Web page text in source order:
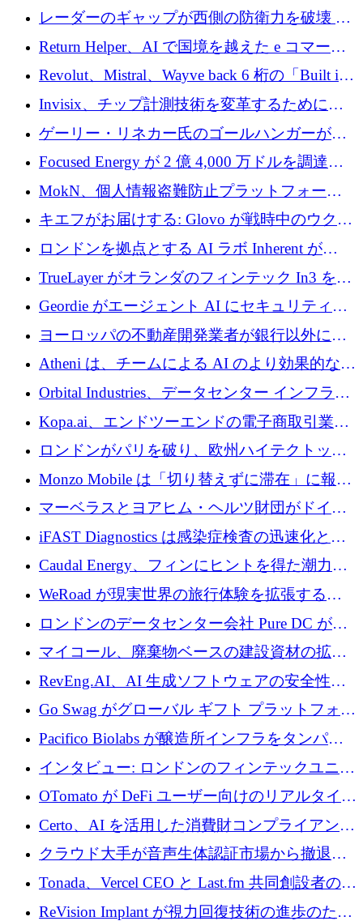
に買収される
レーダーのギャップが西側の防衛力を破壊 —
そしてベルリンのチップスタートアップがそ
れを埋める
Return Helper、AI で国境を越えた e コマース
の返品を利益に変えるシリーズ A で 400 万ド
ルを調達
Revolut、Mistral、Wayve back 6 桁の「Built in
Europe」キャンペーン
Invisix、チップ計測技術を変革するために
2,000 万ユーロのシードラウンドを完了
ゲーリー・リネカー氏のゴールハンガーがVC
事業を開始
Focused Energy が 2 億 4,000 万ドルを調達、
TrueLayer が In3 を買収、ロンドンが首位の座
を奪還
MokN、個人情報盗難防止プラットフォーム
の成長のためにシリーズ A で 1,500 万ドルを
調達
キエフがお届けする: Glovo が戦時中のウクラ
イナで最も急速に成長する市場の 1 つをどの
ように拡大したか
ロンドンを拠点とする AI ラボ Inherent が
5,000 万ドルの資金調達でステルスから浮上
TrueLayer がオランダのフィンテック In3 を買
収、チェックアウト時にクレジットを提供
Geordie がエージェント AI にセキュリティと
ガバナンスをもたらすために 3,000 万ドルを
ヨーロッパの不動産開発業者が銀行以外にも
目を向けているため、InRentoの資金調達額は
1億ユーロを突破
Atheni は、チームによる AI のより効果的な使
用を支援するために 35 万ポンドを確保
Orbital Industries、データセンター インフラス
トラクチャ システムの拡張に 5,000 万ドルを
確保
Kopa.ai、エンドツーエンドの電子商取引業務
用の AI エージェントを構築するために 200
万ユーロを調達
ロンドンがパリを破り、欧州ハイテクトップ
の座を奪還
Monzo Mobile は「切り替えずに滞在」に報酬
を与える
マーベラスとヨアヒム・ヘルツ財団がドイツ
の商業化ギャップを埋めるために2,000万ユー
ロのディープテック基金を立ち上げる
iFAST Diagnostics は感染症検査の迅速化と抗
菌薬耐性への取り組みに 500 万ポンドを寄付
Caudal Energy、フィンにヒントを得た潮力発
電技術の規模拡大に向けて 430 万ポンドを調
WeRoad が現実世界の旅行体験を拡張するた
めに 5,800 万ドルを獲得
ロンドンのデータセンター会社 Pure DC が欧
州と中東の拡張に 27 億ドルを確保
マイコール、廃棄物ベースの建設資材の拡大
に400万ポンドを投資
RevEng.AI、AI 生成ソフトウェアの安全性を
確保するために 1,500 万ドルを調達
Go Swag がグローバル ギフト プラットフォー
ムを拡大するために 500 万ドルを調達
Pacifico Biolabs が醸造所インフラをタンパク
質生産に転換するために 700 万ユーロを調達
インタビュー: ロンドンのフィンテックユニコ
ーン Tide の CEO、オリバー・プリル氏
OTomato が DeFi ユーザー向けのリアルタイム
インテリジェンス レイヤーを構築するために
Improbable から 200 万ドルを調達
Certo、AI を活用した消費財コンプライアンス
プラットフォームのために 400 万ドルを調達
クラウド大手が音声生体認証市場から撤退す
るなか、Voxmindが54万6,000ポンドのプレシ
ード資金を調達
Tonada、Vercel CEO と Last.fm 共同創設者の支
援を受けてステルス撤退
ReVision Implant が視力回復技術の進歩のため